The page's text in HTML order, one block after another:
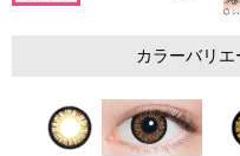
カラーバリエ